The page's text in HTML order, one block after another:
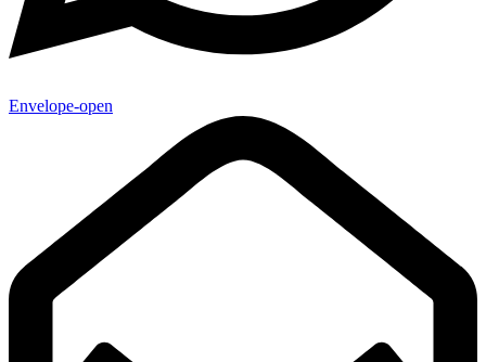
Envelope-open